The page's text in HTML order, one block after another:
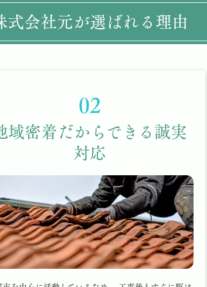
式会社元が選ばれる理由
02
域密着だからできる誠実
対応